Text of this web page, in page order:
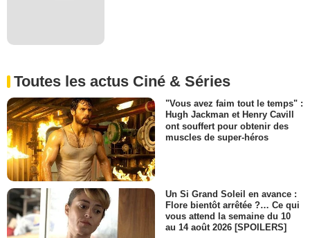
Toutes les actus Ciné & Séries
"Vous avez faim tout le temps" :
Hugh Jackman et Henry Cavill
ont souffert pour obtenir des
muscles de super-héros
Un Si Grand Soleil en avance :
Flore bientôt arrêtée ?… Ce qui
vous attend la semaine du 10
au 14 août 2026 [SPOILERS]